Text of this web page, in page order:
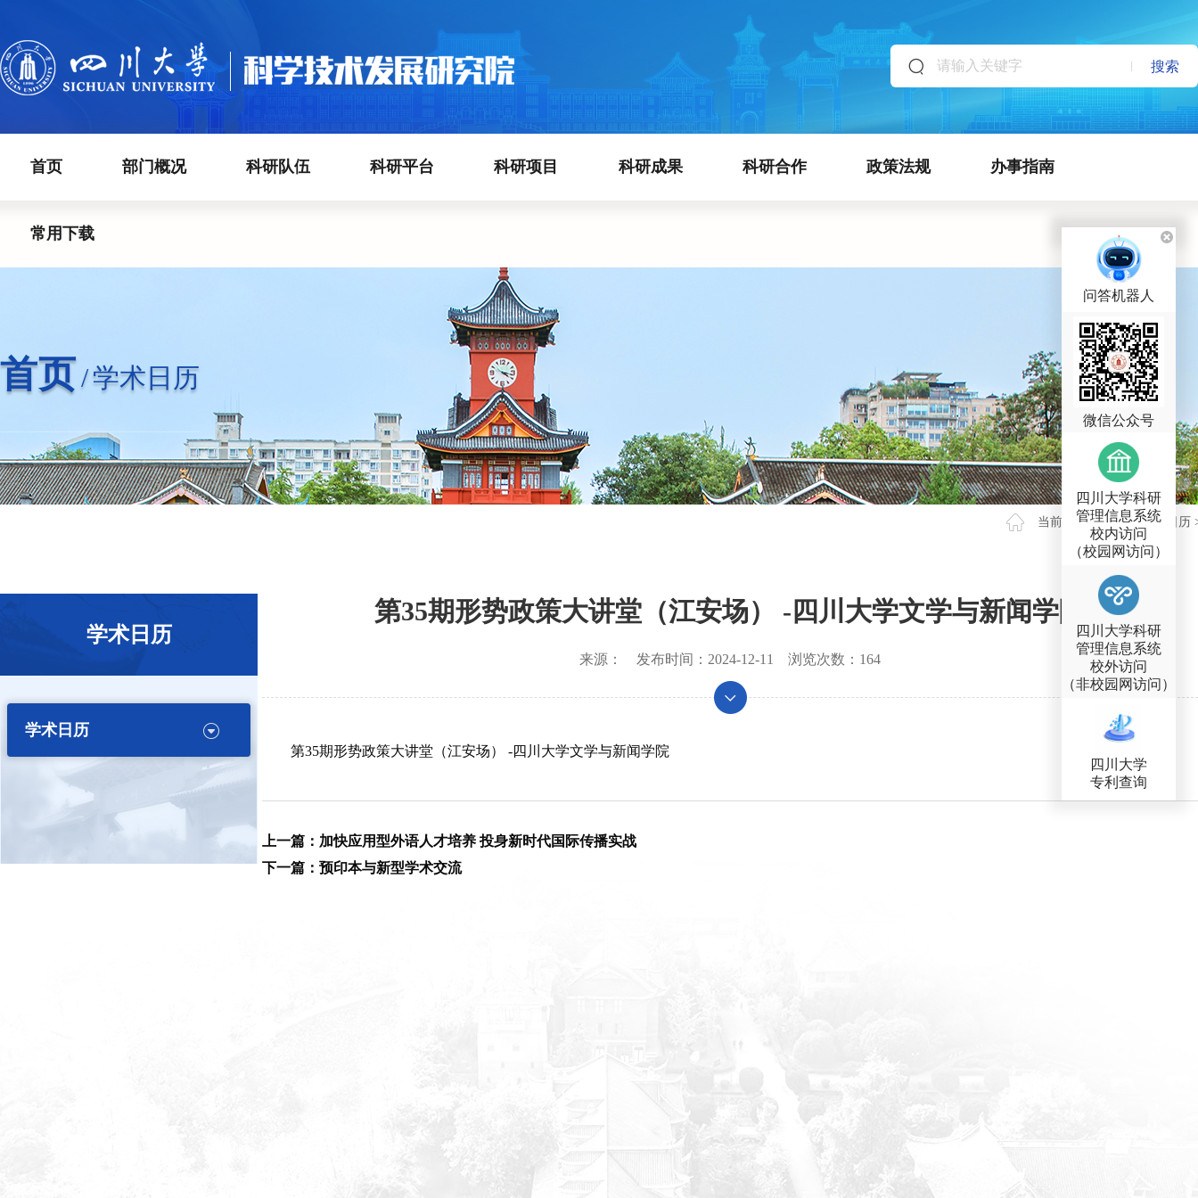
搜索
首页 部门概况 科研队伍 科研平台 科研项目 科研成果 科研合作 政策法规 办事指南
常用下载
首页/学术日历
当前位置 >首页>学术日历
学术日历
学术日历
第35期形势政策大讲堂（江安场） -四川大学文学与新闻学院
来源： 发布时间： 2024-12-11 浏览次数： 164
第35期形势政策大讲堂（江安场） -四川大学文学与新闻学院
上一篇：加快应用型外语人才培养 投身新时代国际传播实战
下一篇：预印本与新型学术交流
问答机器人
微信公众号
四川大学科研
管理信息系统
校内访问
（校园网访问）
四川大学科研
管理信息系统
校外访问
（非校园网访问）
四川大学
专利查询